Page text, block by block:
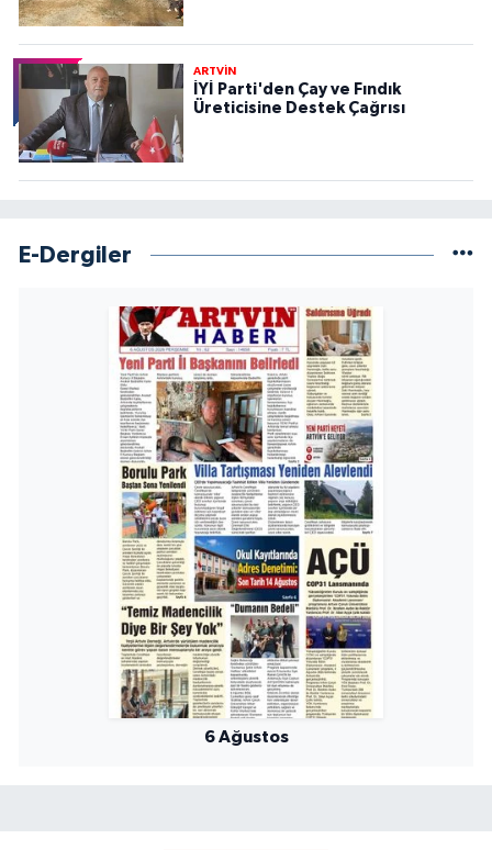
ARTVİN
İYİ Parti'den Çay ve Fındık
Üreticisine Destek Çağrısı
E-Dergiler
6 Ağustos